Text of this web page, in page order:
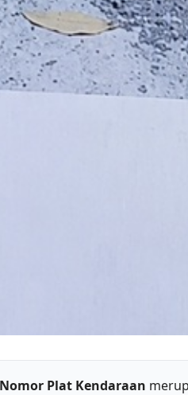
Plat Kendaraan